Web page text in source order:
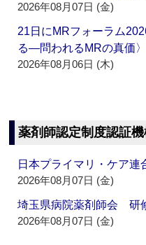
2026年08月07日 (金)
21日にMRフォーラム
る―問われるMRの真価
2026年08月06日 (木)
薬剤師認定制度認証
日本プライマリ・ケア
2026年08月07日 (金)
埼玉県病院薬剤師会
2026年08月07日 (金)